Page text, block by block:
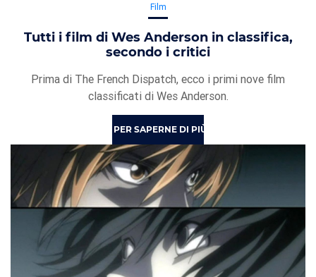
Film
Tutti i film di Wes Anderson in classifica,
secondo i critici
Prima di The French Dispatch, ecco i primi nove film
classificati di Wes Anderson.
PER SAPERNE DI PIÙ